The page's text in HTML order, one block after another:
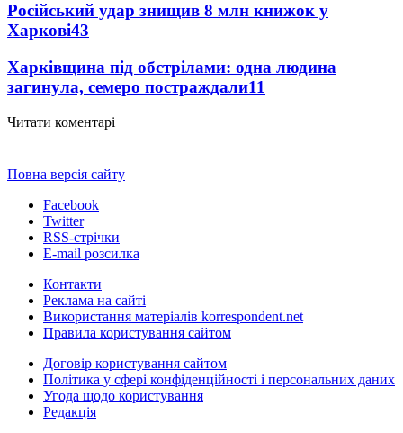
Російський удар знищив 8 млн книжок у
Харкові43
Харківщина під обстрілами: одна людина
загинула, семеро постраждали11
Читати коментарі
Повна версія сайту
Facebook
Twitter
RSS-стрічки
E-mail розсилка
Контакти
Реклама на сайті
Використання матеріалів korrespondent.net
Правила користування сайтом
Договір користування сайтом
Політика у сфері конфіденційності і персональних даних
Угода щодо користування
Редакція